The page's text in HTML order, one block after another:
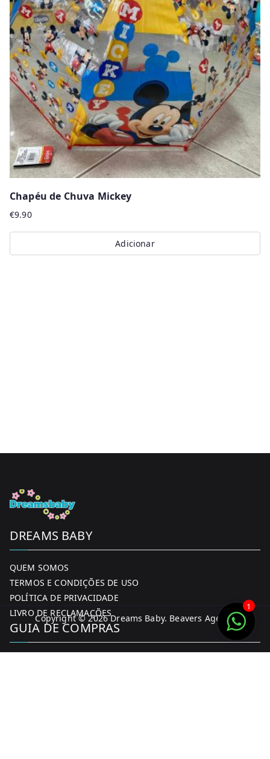
Chapéu de Chuva Mickey
€9.90
Adicionar
DREAMS BABY
QUEM SOMOS
TERMOS E CONDIÇÕES DE USO
POLÍTICA DE PRIVACIDADE
LIVRO DE RECLAMAÇÕES
GUIA DE COMPRAS
Copyright © 2026Dreams Baby. Beavers Agency
1